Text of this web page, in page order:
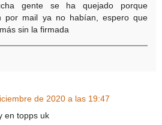
gente se ha quejado porque
por mail ya no habían, espero que
sin la firmada
de 2020 a las 19:47
en topps uk